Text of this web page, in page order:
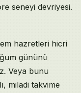
seneyi devriyesi.
hazretleri hicri
gününü
Veya bunu
miladi takvime